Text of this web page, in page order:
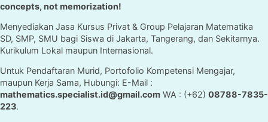
concepts, not memorization!
Menyediakan Jasa Kursus Privat & Group Pelajaran Matematika
SD, SMP, SMU bagi Siswa di Jakarta, Tangerang, dan Sekitarnya.
Kurikulum Lokal maupun Internasional.
Untuk Pendaftaran Murid, Portofolio Kompetensi Mengajar,
maupun Kerja Sama, Hubungi: E-Mail :
mathematics.specialist.id@gmail.com WA : (+62) 08788-7835-
223.